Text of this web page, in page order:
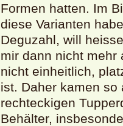
Formen hatten. Im
diese Varianten
Deguzahl, will
mir dann nicht mehr
nicht einheitlich,
ist. Daher kamen
rechteckigen
Behälter,